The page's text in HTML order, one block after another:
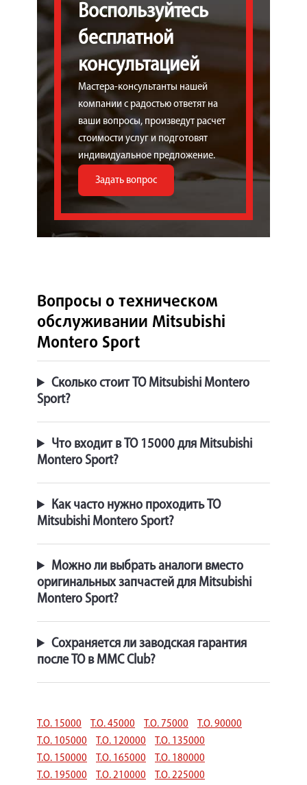
Воспользуйтесь
бесплатной
консультацией
Мастера-консультанты нашей
компании с радостью ответят на
ваши вопросы, произведут расчет
стоимости услуг и подготовят
индивидуальное предложение.
Задать вопрос
Вопросы о техническом
обслуживании Mitsubishi
Montero Sport
Сколько стоит ТО Mitsubishi Montero
Sport?
Что входит в ТО 15000 для Mitsubishi
Montero Sport?
Как часто нужно проходить ТО
Mitsubishi Montero Sport?
Можно ли выбрать аналоги вместо
оригинальных запчастей для Mitsubishi
Montero Sport?
Сохраняется ли заводская гарантия
после ТО в MMC Club?
Т.О. 15000 Т.О. 45000 Т.О. 75000
Т.О. 90000
Т.О. 105000
Т.О. 120000
Т.О. 135000
Т.О. 150000
Т.О. 165000
Т.О. 180000
Т.О. 195000
Т.О. 210000
Т.О. 225000